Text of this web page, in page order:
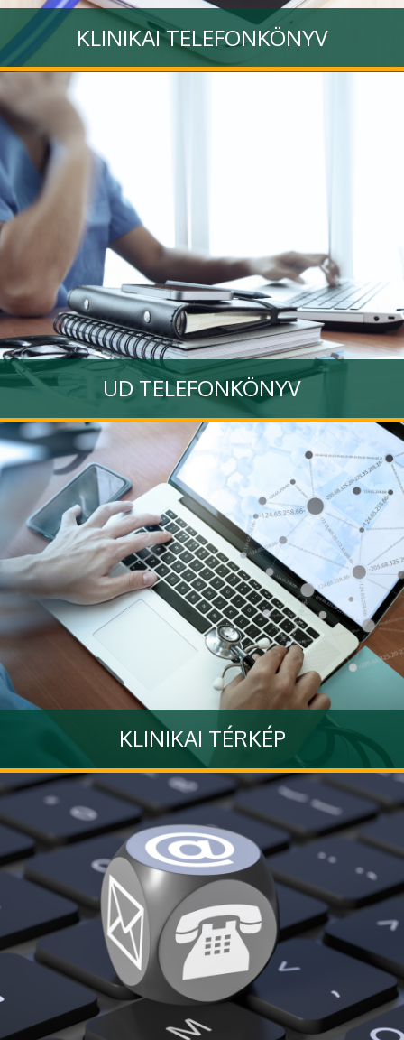
KLINIKAI TELEFONKÖNYV
A Klinikai Központ munkatársaira épített összetett kereső
alkalmazás, mely a könnyű elérhetőséget támogatja
UD TELEFONKÖNYV
A DE dolgozóit tartalmazó telefonkönyv
Tovább
KLINIKAI TÉRKÉP
Google Maps alapú térkép, melyben a Klinikai Központ
épületeire kereshet
Tovább